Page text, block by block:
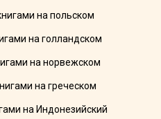
на польском
на голландском
на норвежском
на греческом
на Индонезийский